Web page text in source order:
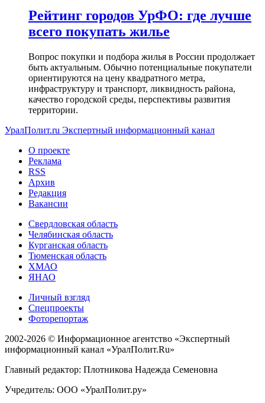
Рейтинг городов УрФО: где лучше
всего покупать жилье
Вопрос покупки и подбора жилья в России продолжает
быть актуальным. Обычно потенциальные покупатели
ориентируются на цену квадратного метра,
инфраструктуру и транспорт, ликвидность района,
качество городской среды, перспективы развития
территории.
УралПолит.ru Экспертный информационный канал
О проекте
Реклама
RSS
Архив
Редакция
Вакансии
Свердловская область
Челябинская область
Курганская область
Тюменская область
ХМАО
ЯНАО
Личный взгляд
Спецпроекты
Фоторепортаж
2002-2026 © Информационное агентство «Экспертный
информационный канал «УралПолит.Ru»
Главный редактор: Плотникова Надежда Семеновна
Учредитель: ООО «УралПолит.ру»